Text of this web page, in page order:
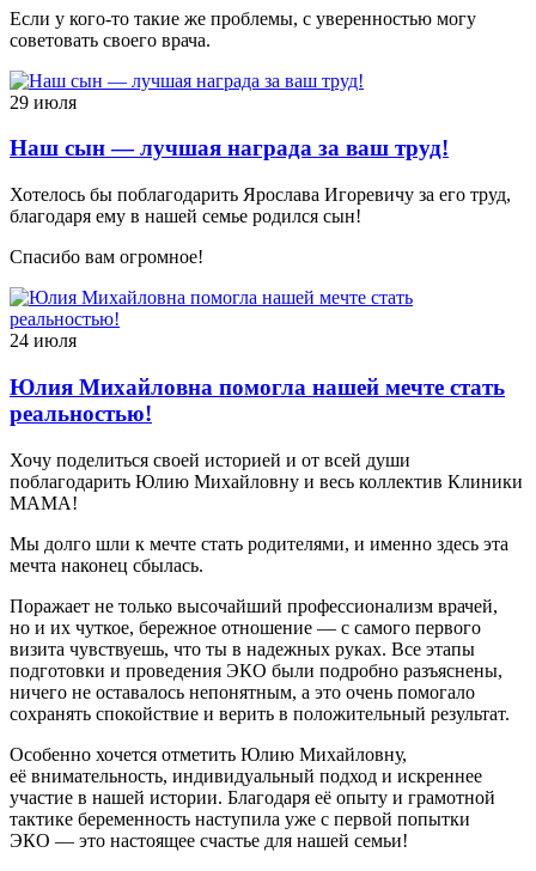
Если у кого-то такие же проблемы, с уверенностью могу
советовать своего врача.
29 июля
Наш сын — лучшая награда за ваш труд!
Хотелось бы поблагодарить Ярослава Игоревичу за его труд,
благодаря ему в нашей семье родился сын!
Спасибо вам огромное!
24 июля
Юлия Михайловна помогла нашей мечте стать
реальностью!
Хочу поделиться своей историей и от всей души
поблагодарить Юлию Михайловну и весь коллектив Клиники
МАМА!
Мы долго шли к мечте стать родителями, и именно здесь эта
мечта наконец сбылась.
Поражает не только высочайший профессионализм врачей,
но и их чуткое, бережное отношение — с самого первого
визита чувствуешь, что ты в надежных руках. Все этапы
подготовки и проведения ЭКО были подробно разъяснены,
ничего не оставалось непонятным, а это очень помогало
сохранять спокойствие и верить в положительный результат.
Особенно хочется отметить Юлию Михайловну,
её внимательность, индивидуальный подход и искреннее
участие в нашей истории. Благодаря её опыту и грамотной
тактике беременность наступила уже с первой попытки
ЭКО — это настоящее счастье для нашей семьи!